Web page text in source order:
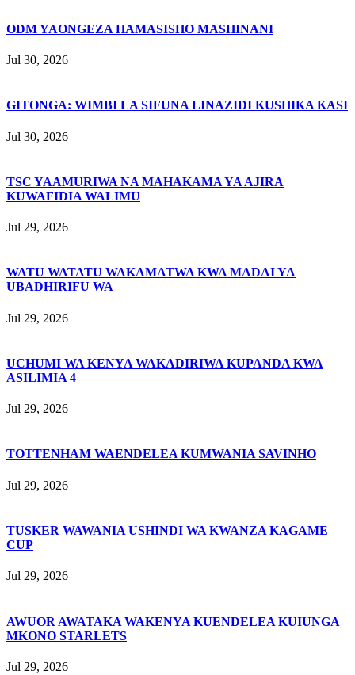
ODM YAONGEZA HAMASISHO MASHINANI
Jul 30, 2026
GITONGA: WIMBI LA SIFUNA LINAZIDI KUSHIKA KASI
Jul 30, 2026
TSC YAAMURIWA NA MAHAKAMA YA AJIRA
KUWAFIDIA WALIMU
Jul 29, 2026
WATU WATATU WAKAMATWA KWA MADAI YA
UBADHIRIFU WA
Jul 29, 2026
UCHUMI WA KENYA WAKADIRIWA KUPANDA KWA
ASILIMIA 4
Jul 29, 2026
TOTTENHAM WAENDELEA KUMWANIA SAVINHO
Jul 29, 2026
TUSKER WAWANIA USHINDI WA KWANZA KAGAME
CUP
Jul 29, 2026
AWUOR AWATAKA WAKENYA KUENDELEA KUIUNGA
MKONO STARLETS
Jul 29, 2026